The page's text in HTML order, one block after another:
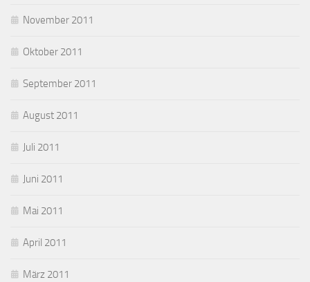
November 2011
Oktober 2011
September 2011
August 2011
Juli 2011
Juni 2011
Mai 2011
April 2011
März 2011